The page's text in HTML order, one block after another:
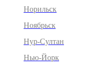
Норильск
Ноябрьск
Нур-Султан
Нью-Йорк